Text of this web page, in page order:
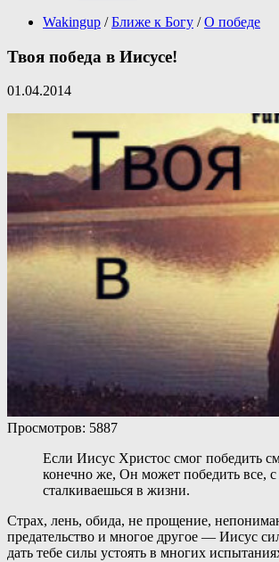
Wakingup / Ближе к Богу / О победе
Твоя победа в Иисусе!
01.04.2014
Просмотров: 5887
Если Иисус Христос смог победить
конечно же, Он может победить все,
сталкиваешься в жизни.
Страх, лень, обида, не прощение,
предательство и многое другое — Иисус
дать тебе силы устоять в многих